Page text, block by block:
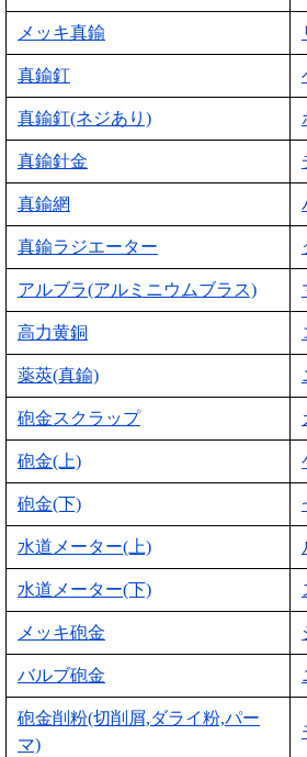
メッキ真鍮
真鍮釘
真鍮釘(ネジあり)
真鍮針金
真鍮網
真鍮ラジエーター
アルブラ(アルミニウムブラス)
高力黄銅
薬莢(真鍮)
砲金スクラップ
砲金(上)
砲金(下)
水道メーター(上)
水道メーター(下)
メッキ砲金
バルブ砲金
砲金削粉(切削屑,ダライ粉,パー
マ)